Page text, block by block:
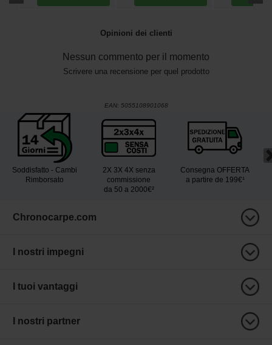
Opinioni dei clienti
Nessun commento per il momento
Scrivere una recensione per quel prodotto
EAN: 5055108901068
Soddisfatto - Cambi
Rimborsato
2X 3X 4X senza
commissione
da 50 a 2000€²
Consegna OFFERTA
a partire de 199€¹
Chronocarpe.com
I nostri impegni
I tuoi vantaggi
I nostri partner